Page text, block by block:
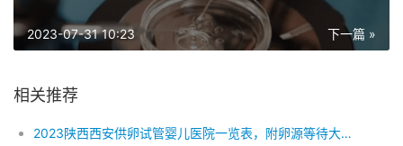
下一篇 »
2023-07-31 10:23
相关推荐
2023陕西西安供卵试管婴儿医院一览表，附卵源等待大致时间，费用